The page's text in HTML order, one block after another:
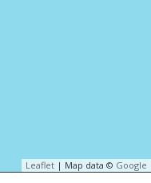
Leaflet | Map data © Google